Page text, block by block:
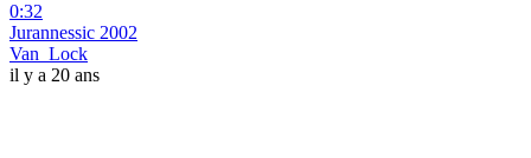
0:32
Jurannessic 2002
Van_Lock
il y a 20 ans